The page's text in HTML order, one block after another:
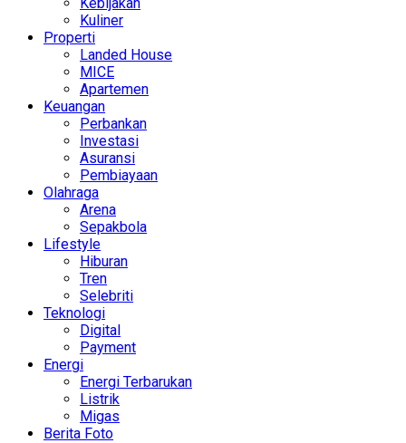
Kuliner
Properti
Landed House
MICE
Apartemen
Keuangan
Perbankan
Investasi
Asuransi
Pembiayaan
Olahraga
Arena
Sepakbola
Lifestyle
Hiburan
Tren
Selebriti
Teknologi
Digital
Payment
Energi
Energi Terbarukan
Listrik
Migas
Berita Foto